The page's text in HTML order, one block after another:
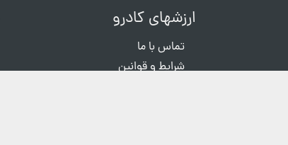
ارزشهای کادرو
تماس با ما
شرایط و قوانین